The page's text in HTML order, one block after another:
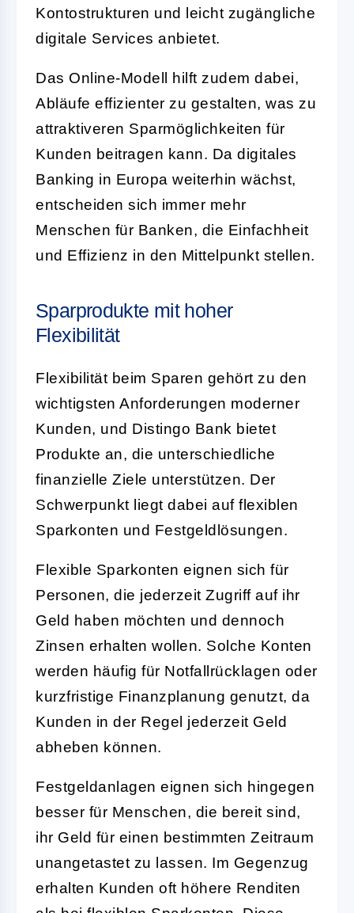
Kontostrukturen und leicht zugängliche
digitale Services anbietet.
Das Online-Modell hilft zudem dabei,
Abläufe effizienter zu gestalten, was zu
attraktiveren Sparmöglichkeiten für
Kunden beitragen kann. Da digitales
Banking in Europa weiterhin wächst,
entscheiden sich immer mehr
Menschen für Banken, die Einfachheit
und Effizienz in den Mittelpunkt stellen.
Sparprodukte mit hoher
Flexibilität
Flexibilität beim Sparen gehört zu den
wichtigsten Anforderungen moderner
Kunden, und Distingo Bank bietet
Produkte an, die unterschiedliche
finanzielle Ziele unterstützen. Der
Schwerpunkt liegt dabei auf flexiblen
Sparkonten und Festgeldlösungen.
Flexible Sparkonten eignen sich für
Personen, die jederzeit Zugriff auf ihr
Geld haben möchten und dennoch
Zinsen erhalten wollen. Solche Konten
werden häufig für Notfallrücklagen oder
kurzfristige Finanzplanung genutzt, da
Kunden in der Regel jederzeit Geld
abheben können.
Festgeldanlagen eignen sich hingegen
besser für Menschen, die bereit sind,
ihr Geld für einen bestimmten Zeitraum
unangetastet zu lassen. Im Gegenzug
erhalten Kunden oft höhere Renditen